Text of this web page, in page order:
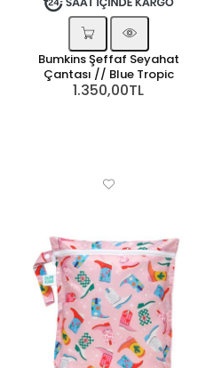
Bumkins Şeffaf Seyahat
Çantası // Blue Tropic
1.350,00TL